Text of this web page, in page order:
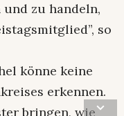
zu handeln,
so
könne keine
erkennen.
bringen, wie